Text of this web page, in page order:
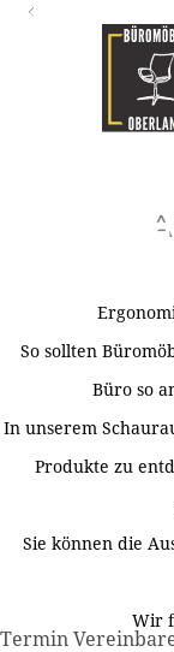
So sollten
Büro so
In unserem
Produkte zu
Sie können die
Wir
Termin